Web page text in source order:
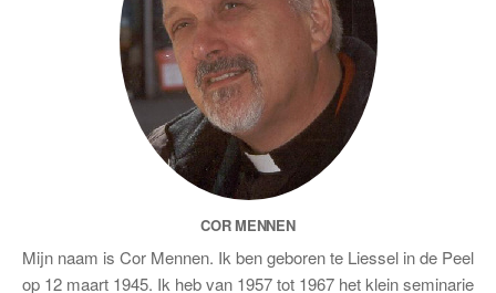
COR MENNEN
Mijn naam is Cor Mennen. Ik ben geboren te Liessel in de Peel
op 12 maart 1945. Ik heb van 1957 tot 1967 het klein seminarie